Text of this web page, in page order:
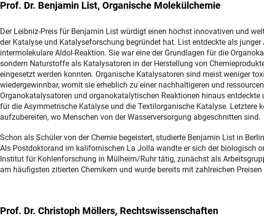
Prof. Dr. Benjamin List, Organische Molekülchemie
Der Leibniz-Preis für Benjamin List würdigt einen höchst innovativen und
der Katalyse und Katalyseforschung begründet hat. List entdeckte als
intermolekulare Aldol-Reaktion. Sie war eine der Grundlagen für die
sondern Naturstoffe als Katalysatoren in der Herstellung von
eingesetzt werden konnten. Organische Katalysatoren sind meist weniger
wiedergewinnbar, womit sie erheblich zu einer nachhaltigeren und
Organokatalysatoren und organokatalytischen Reaktionen hinaus
für die Asymmetrische Katalyse und die Textilorganische Katalyse. Letztere
aufzubereiten, wo Menschen von der Wasserversorgung abgeschnitten sind.
Schon als Schüler von der Chemie begeistert, studierte Benjamin List in
Als Postdoktorand im kalifornischen La Jolla wandte er sich der biologisch
Institut für Kohlenforschung in Mülheim/Ruhr tätig, zunächst als
am häufigsten zitierten Chemikern und wurde bereits mit zahlreichen
Prof. Dr. Christoph Möllers, Rechtswissenschaften